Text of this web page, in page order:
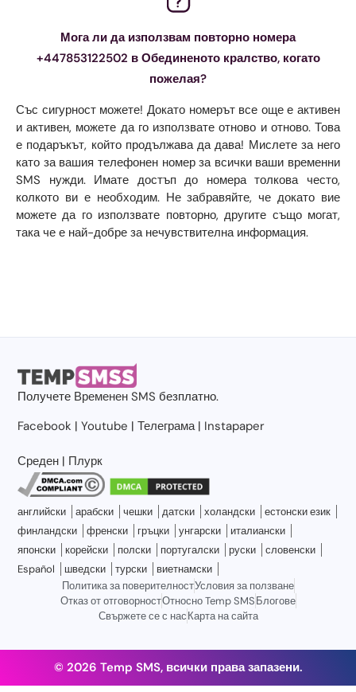
Мога ли да използвам повторно номера
+447853122502 в Обединеното кралство, когато
пожелая?
Със сигурност можете! Докато номерът все още е активен
и активен, можете да го използвате отново и отново. Това
е подаръкът, който продължава да дава! Мислете за него
като за вашия телефонен номер за всички ваши временни
SMS нужди. Имате достъп до номера толкова често,
колкото ви е необходим. Не забравяйте, че докато вие
можете да го използвате повторно, другите също могат,
така че е най-добре за нечувствителна информация.
Получете Временен SMS безплатно.
Facebook |Youtube |Телеграма| Instapaper
Среден | Плурк
английски арабски чешки датски холандски
естонски език
финландски
френски гръцки унгарски
италиански
японски
корейски полски португалски руски
словенски
Español
шведски турски
виетнамски
Политика за поверителностУсловия за ползване
Отказ от отговорностОтносно Temp SMSБлогове
Свържете се с насКарта на сайта
© 2026 Temp SMS, всички права запазени.